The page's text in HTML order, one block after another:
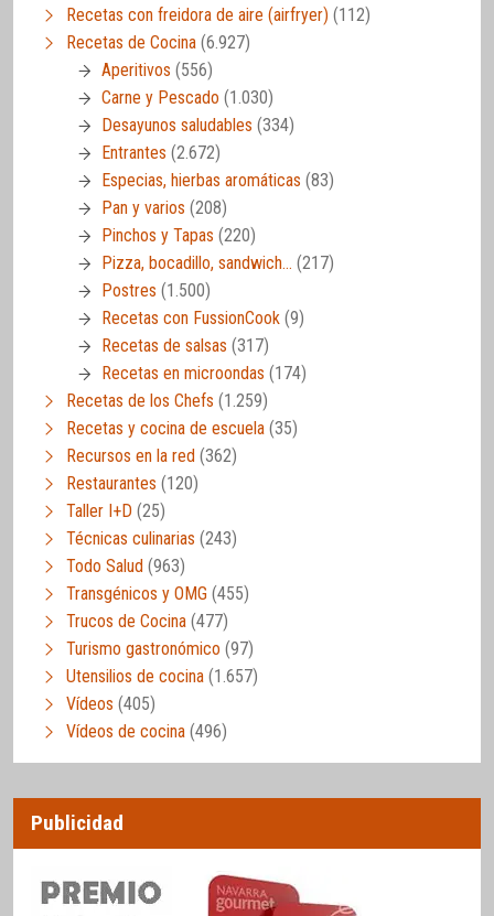
Recetas con freidora de aire (airfryer) (112)
Recetas de Cocina (6.927)
Aperitivos (556)
Carne y Pescado (1.030)
Desayunos saludables (334)
Entrantes (2.672)
Especias, hierbas aromáticas (83)
Pan y varios (208)
Pinchos y Tapas (220)
Pizza, bocadillo, sandwich… (217)
Postres (1.500)
Recetas con FussionCook (9)
Recetas de salsas (317)
Recetas en microondas (174)
Recetas de los Chefs (1.259)
Recetas y cocina de escuela (35)
Recursos en la red (362)
Restaurantes (120)
Taller I+D (25)
Técnicas culinarias (243)
Todo Salud (963)
Transgénicos y OMG (455)
Trucos de Cocina (477)
Turismo gastronómico (97)
Utensilios de cocina (1.657)
Vídeos (405)
Vídeos de cocina (496)
Publicidad